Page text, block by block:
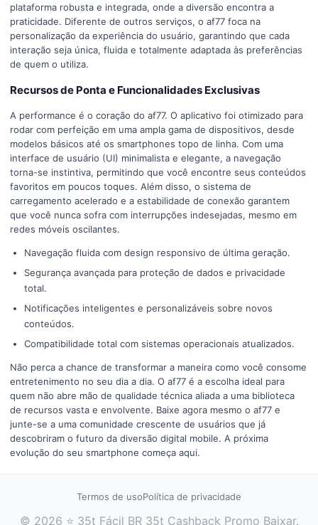
plataforma robusta e integrada, onde a diversão encontra a
praticidade. Diferente de outros serviços, o af77 foca na
personalização da experiência do usuário, garantindo que cada
interação seja única, fluida e totalmente adaptada às preferências
de quem o utiliza.
Recursos de Ponta e Funcionalidades Exclusivas
A performance é o coração do af77. O aplicativo foi otimizado para
rodar com perfeição em uma ampla gama de dispositivos, desde
modelos básicos até os smartphones topo de linha. Com uma
interface de usuário (UI) minimalista e elegante, a navegação
torna-se instintiva, permitindo que você encontre seus conteúdos
favoritos em poucos toques. Além disso, o sistema de
carregamento acelerado e a estabilidade de conexão garantem
que você nunca sofra com interrupções indesejadas, mesmo em
redes móveis oscilantes.
Navegação fluida com design responsivo de última geração.
Segurança avançada para proteção de dados e privacidade
total.
Notificações inteligentes e personalizáveis sobre novos
conteúdos.
Compatibilidade total com sistemas operacionais atualizados.
Não perca a chance de transformar a maneira como você consome
entretenimento no seu dia a dia. O af77 é a escolha ideal para
quem não abre mão de qualidade técnica aliada a uma biblioteca
de recursos vasta e envolvente. Baixe agora mesmo o af77 e
junte-se a uma comunidade crescente de usuários que já
descobriram o futuro da diversão digital mobile. A próxima
evolução do seu smartphone começa aqui.
Termos de usoPolítica de privacidade
© 2026 ⭐ 35t Fácil BR 35t Cashback Promo Baixar.